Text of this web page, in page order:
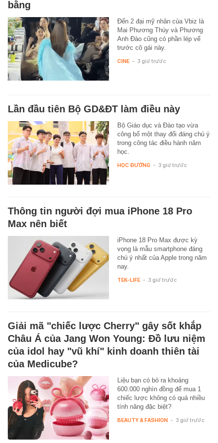
bằng
Đến 2 đại mỹ nhân của Vbiz là
Mai Phương Thúy và Phương
Anh Đào cũng có phần lép vế
trước cô gái này.
CINE - 3 giờ trước
Lần đầu tiên Bộ GD&ĐT làm điều này
Bộ Giáo dục và Đào tạo vừa
công bố một thay đổi đáng chú ý
trong công tác điều hành năm
học.
HỌC ĐƯỜNG - 3 giờ trước
Thông tin người đợi mua iPhone 18 Pro
Max nên biết
iPhone 18 Pro Max được kỳ
vọng là mẫu smartphone đáng
chú ý nhất của Apple trong năm
nay.
TEK-LIFE - 3 giờ trước
Giải mã "chiếc lược Cherry" gây sốt khắp
Châu Á của Jang Won Young: Đồ lưu niệm
của idol hay "vũ khí" kinh doanh thiên tài
của Medicube?
Liệu bạn có bỏ ra khoảng
600.000 nghìn đồng để mua 1
chiếc lược không có quá nhiều
tính năng đặc biệt?
BEAUTY & FASHION - 3 giờ trước